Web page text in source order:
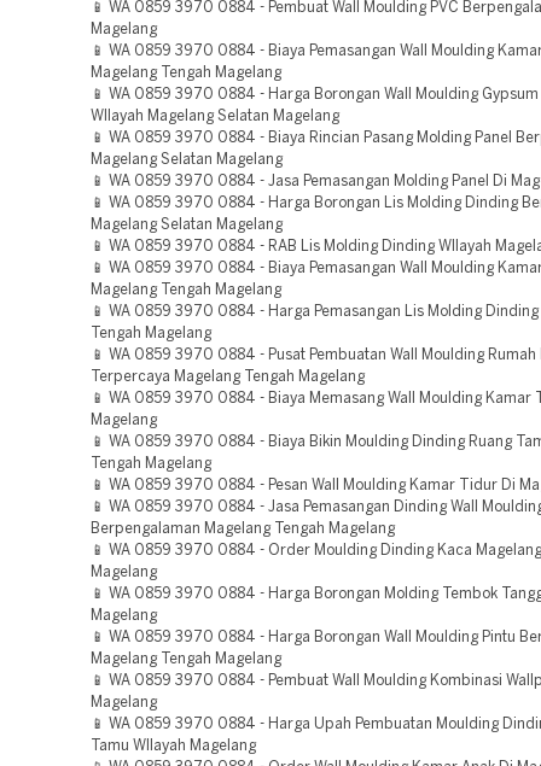
📱 WA 0859 3970 0884 - Pembuat Wall Moulding PVC
Magelang
📱 WA 0859 3970 0884 - Biaya Pemasangan Wall Moulding
Magelang Tengah Magelang
📱 WA 0859 3970 0884 - Harga Borongan Wall Moulding Gypsum
WIlayah Magelang Selatan Magelang
📱 WA 0859 3970 0884 - Biaya Rincian Pasang Molding Panel
Magelang Selatan Magelang
📱 WA 0859 3970 0884 - Jasa Pemasangan Molding Panel Di
📱 WA 0859 3970 0884 - Harga Borongan Lis Molding Dinding
Magelang Selatan Magelang
📱 WA 0859 3970 0884 - RAB Lis Molding Dinding WIlayah
📱 WA 0859 3970 0884 - Biaya Pemasangan Wall Moulding
Magelang Tengah Magelang
📱 WA 0859 3970 0884 - Harga Pemasangan Lis Molding
Tengah Magelang
📱 WA 0859 3970 0884 - Pusat Pembuatan Wall Moulding Rumah
Terpercaya Magelang Tengah Magelang
📱 WA 0859 3970 0884 - Biaya Memasang Wall Moulding Kamar
Magelang
📱 WA 0859 3970 0884 - Biaya Bikin Moulding Dinding Ruang
Tengah Magelang
📱 WA 0859 3970 0884 - Pesan Wall Moulding Kamar Tidur Di
📱 WA 0859 3970 0884 - Jasa Pemasangan Dinding Wall
Berpengalaman Magelang Tengah Magelang
📱 WA 0859 3970 0884 - Order Moulding Dinding Kaca
Magelang
📱 WA 0859 3970 0884 - Harga Borongan Molding Tembok
Magelang
📱 WA 0859 3970 0884 - Harga Borongan Wall Moulding Pintu
Magelang Tengah Magelang
📱 WA 0859 3970 0884 - Pembuat Wall Moulding Kombinasi
Magelang
📱 WA 0859 3970 0884 - Harga Upah Pembuatan Moulding
Tamu WIlayah Magelang